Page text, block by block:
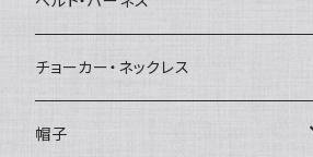
チョーカー・ネックレス
帽子